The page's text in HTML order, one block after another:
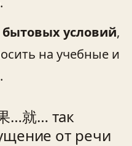
бытовых условий,
на учебные и
…就… так
от речи